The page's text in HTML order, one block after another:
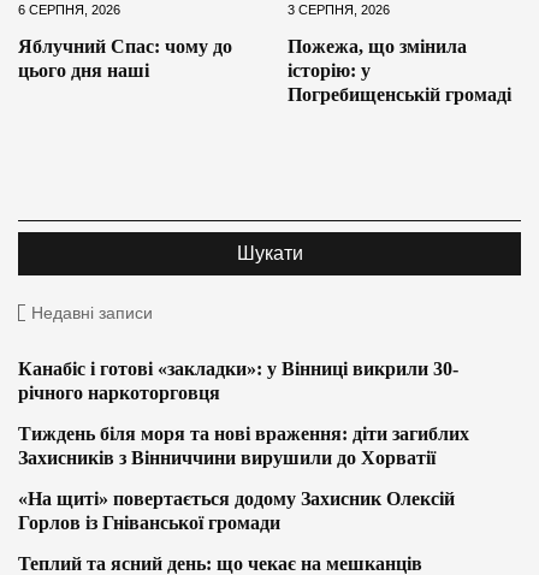
6 СЕРПНЯ, 2026
Яблучний Спас: чому до
цього дня наші
3 СЕРПНЯ, 2026
Пожежа, що змінила
історію: у
Погребищенській громаді
Недавні записи
Канабіс і готові «закладки»: у Вінниці викрили 30-
річного наркоторговця
Тиждень біля моря та нові враження: діти загиблих
Захисників з Вінниччини вирушили до Хорватії
«На щиті» повертається додому Захисник Олексій
Горлов із Гніванської громади
Теплий та ясний день: що чекає на мешканців